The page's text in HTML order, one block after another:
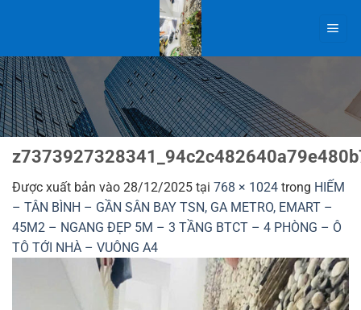
dung
Được xuất bản vào 28/12/2025 tại 768 × 1024 trong HIẾM
– TÂN BÌNH – GẦN SÂN BAY TSN, GA METRO, EMART –
45M2 – NGANG ĐẸP 5M – 3 TẦNG BTCT – 4 PHÒNG – Ô
TÔ TỚI NHÀ – VUÔNG A4